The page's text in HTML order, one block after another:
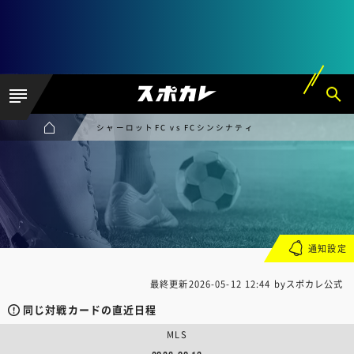
シャーロットFC vs FCシンシナティ
最終更新2026-05-12 12:44 byスポカレ公式
同じ対戦カードの直近日程
MLS
通知設定